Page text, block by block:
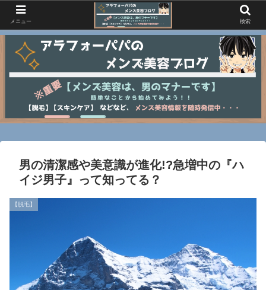
男の清潔感や美意識が進化!?急増中の『ハ
イジ男子』って知ってる？
【脱毛】
メニュー 検索